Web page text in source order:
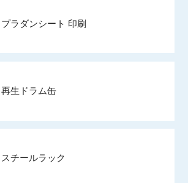
プラダンシート 印刷
再生ドラム缶
スチールラック